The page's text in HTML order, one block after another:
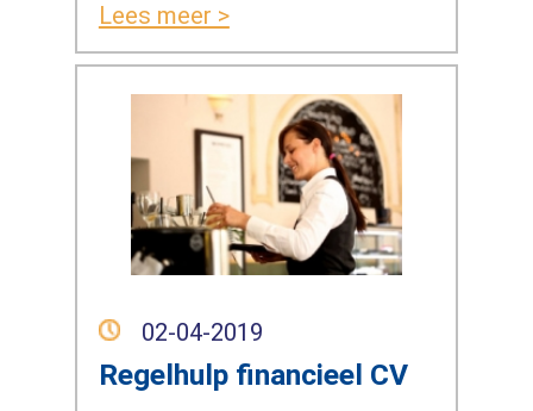
Lees meer >
02-04-2019
Regelhulp financieel CV